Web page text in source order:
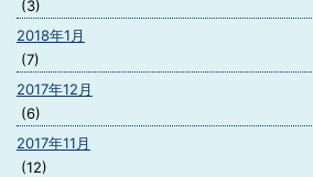
(3)
2018年1月
(7)
2017年12月
(6)
2017年11月
(12)